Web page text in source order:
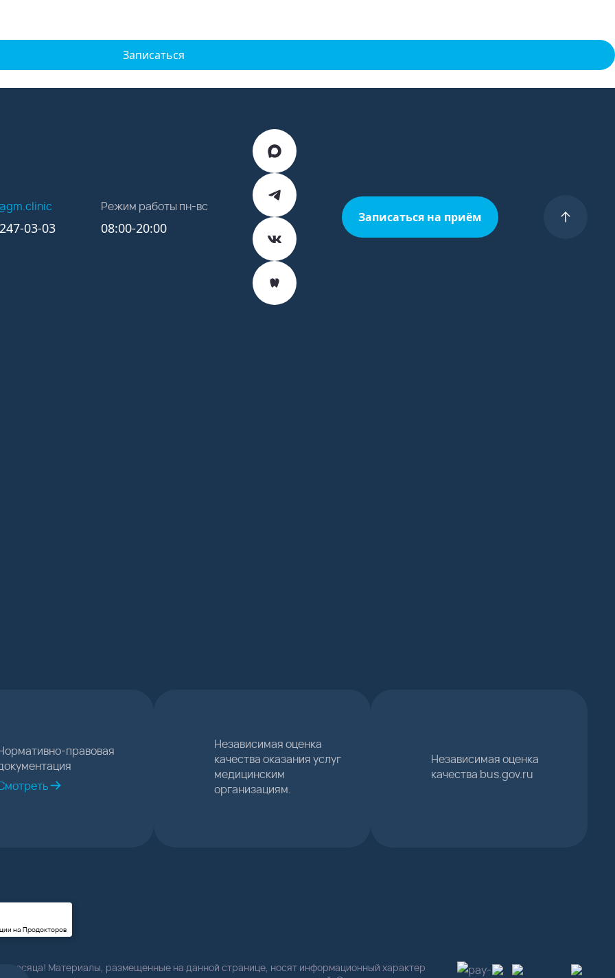
Записаться
03-03
Режим работы пн-вс
08:00-20:00
Записаться на приём
правовая
Независимая оценка
качества оказания услуг
медицинским
организациям.
Независимая оценка
качества bus.gov.ru
на Продокторов
месяца! Материалы, размещенные на данной странице, носят информационный характер